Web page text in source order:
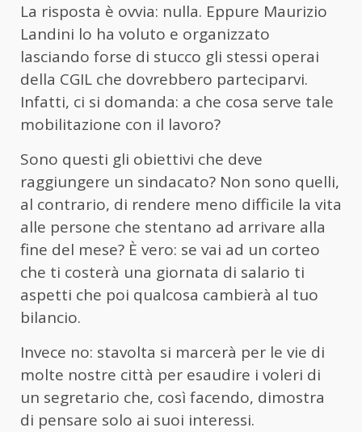
La risposta è ovvia: nulla. Eppure Maurizio
Landini lo ha voluto e organizzato
lasciando forse di stucco gli stessi operai
della CGIL che dovrebbero parteciparvi.
Infatti, ci si domanda: a che cosa serve tale
mobilitazione con il lavoro?
Sono questi gli obiettivi che deve
raggiungere un sindacato? Non sono quelli,
al contrario, di rendere meno difficile la vita
alle persone che stentano ad arrivare alla
fine del mese? È vero: se vai ad un corteo
che ti costerà una giornata di salario ti
aspetti che poi qualcosa cambierà al tuo
bilancio.
Invece no: stavolta si marcerà per le vie di
molte nostre città per esaudire i voleri di
un segretario che, così facendo, dimostra
di pensare solo ai suoi interessi.